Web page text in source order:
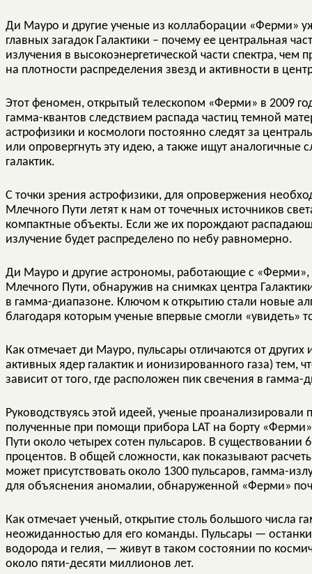
Ди Мауро и другие ученые из коллаборации «Ферми»
главных загадок Галактики – почему ее центральная
излучения в высокоэнергетической части спектра,
на плотности распределения звезд и активности в
Этот феномен, открытый телескопом «Ферми» в 2009
гамма-квантов следствием распада частиц темной
астрофизики и космологи постоянно следят за
или опровергнуть эту идею, а также ищут аналогичные
галактик.
С точки зрения астрофизики, для опровержения
Млечного Пути летят к нам от точечных источников
компактные объекты. Если же их порождают
излучение будет распределено по небу равномерно.
Ди Мауро и другие астрономы, работающие с
Млечного Пути, обнаружив на снимках центра
в гамма-диапазоне. Ключом к открытию стали новые
благодаря которым ученые впервые смогли «увидеть»
Как отмечает ди Мауро, пульсары отличаются от
активных ядер галактик и ионизированного газа) тем,
зависит от того, где расположен пик свечения в гамма-
Руководствуясь этой идеей, ученые проанализировали
полученные при помощи прибора LAT на борту
Пути около четырех сотен пульсаров. В
процентов. В общей сложности, как показывают
может присутствовать около 1300 пульсаров, гамма-
для объяснения аномалии, обнаруженной «Ферми»
Как отмечает ученый, открытие столь большого числа
неожиданностью для его команды. Пульсары —
водорода и гелия, — живут в таком состоянии по
около пяти-десяти миллионов лет.